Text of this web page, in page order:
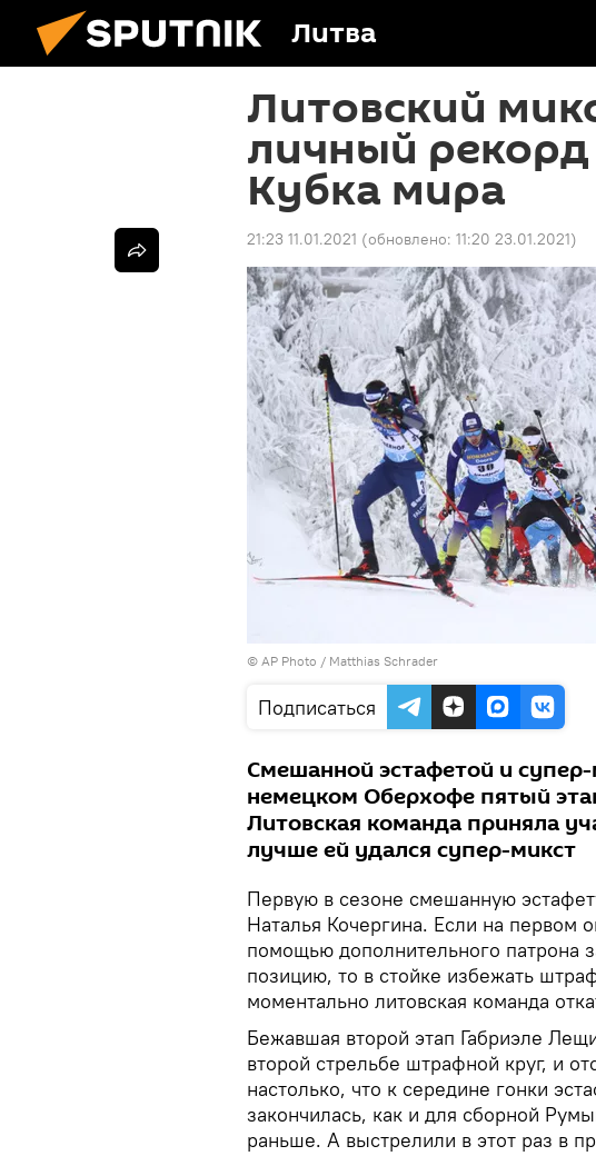
Литва
Литовский
личный рекорд
Кубка мира
21:23 11.01.2021 (обновлено: 11:20 23.01.2021)
© AP Photo / Matthias Schrader
Подписаться
Смешанной эстафетой и
немецком Оберхофе пятый
Литовская команда приняла
лучше ей удался супер-микст
Первую в сезоне смешанную
Наталья Кочергина. Если на первом
помощью дополнительного патрона
позицию, то в стойке избежать
моментально литовская команда
Бежавшая второй этап Габриэле
второй стрельбе штрафной круг, и
настолько, что к середине гонки
закончилась, как и для сборной
раньше. А выстрелили в этот раз в